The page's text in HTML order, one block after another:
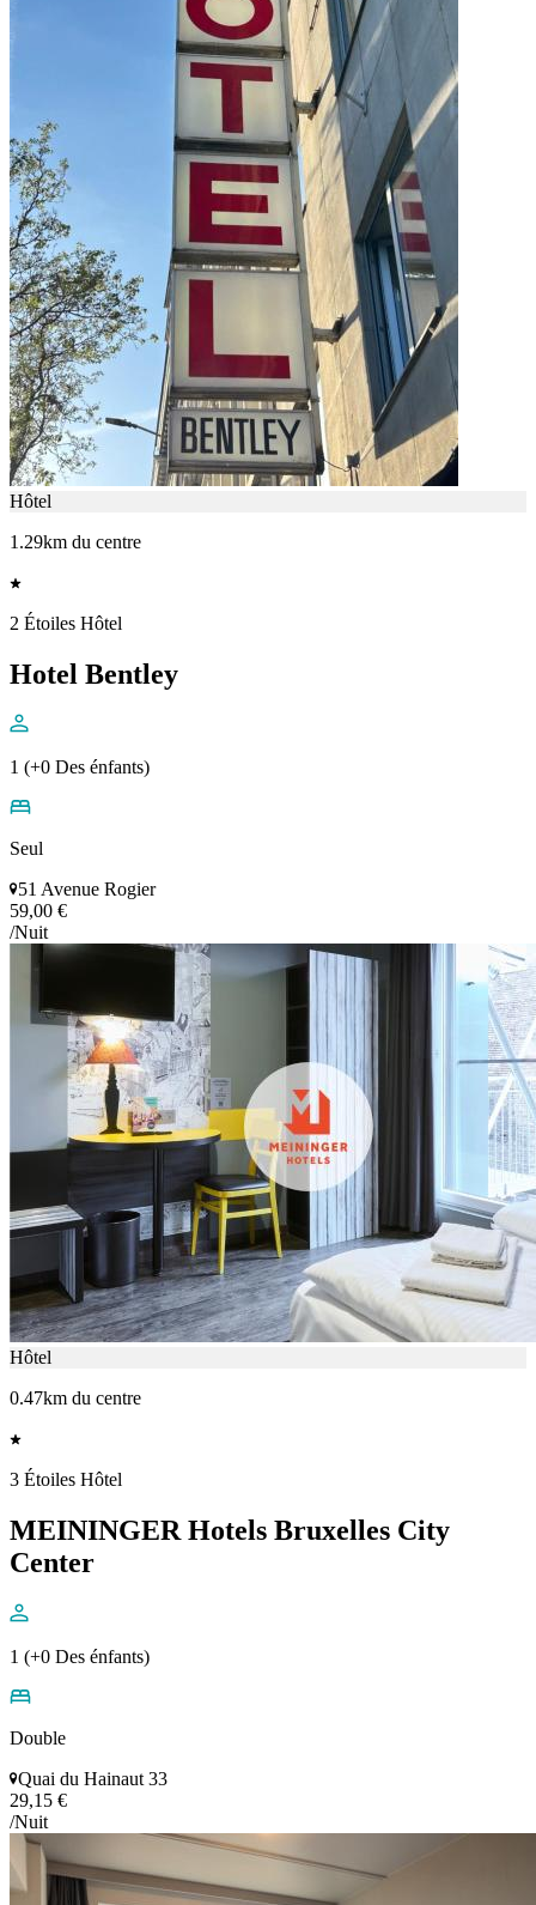
Hôtel
1.29km du centre
2 Étoiles Hôtel
Hotel Bentley
1 (+0 Des énfants)
Seul
51 Avenue Rogier
59,00 €
/Nuit
Hôtel
0.47km du centre
3 Étoiles Hôtel
MEININGER Hotels Bruxelles City
Center
1 (+0 Des énfants)
Double
Quai du Hainaut 33
29,15 €
/Nuit